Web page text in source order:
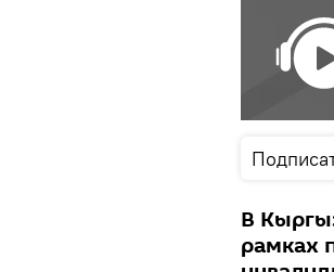
В
рамках